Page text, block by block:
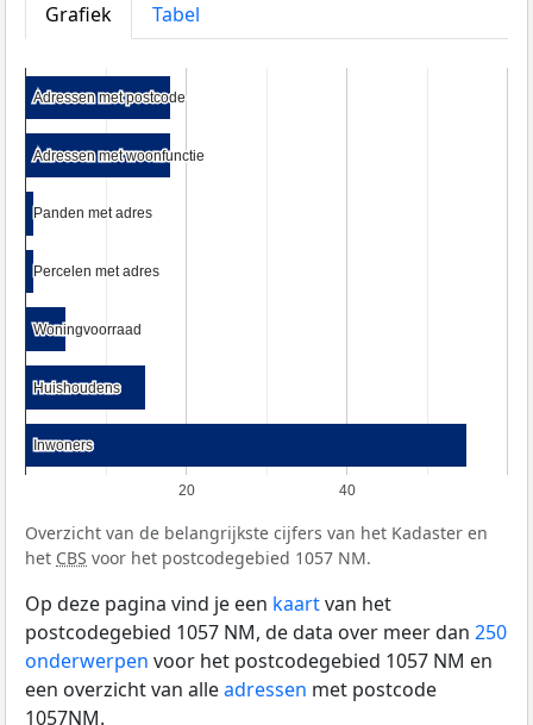
Grafiek
Tabel
20 40
Adressen met postcode
Adressen met postcode
Adressen met woonfunctie
Adressen met woonfunctie
Panden met adres
Panden met adres
Percelen met adres
Percelen met adres
Woningvoorraad
Woningvoorraad
Huishoudens
Huishoudens
Inwoners
Inwoners
Overzicht van de belangrijkste cijfers van het Kadaster en
het CBS voor het postcodegebied 1057 NM.
Op deze pagina vind je een kaartvan het
postcodegebied 1057 NM, de data over meer dan 250
onderwerpen voor het postcodegebied 1057 NM en
een overzicht van alleadressen met postcode
1057NM.